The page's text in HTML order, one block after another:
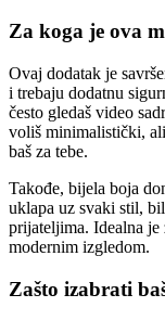
Za koga je ova
Ovaj dodatak je
i trebaju dodatnu
često gledaš video
voliš minimalistički,
baš za tebe.
Takođe, bijela boja
uklapa uz svaki stil,
prijateljima. Idealna je
modernim izgledom.
Zašto izabrati